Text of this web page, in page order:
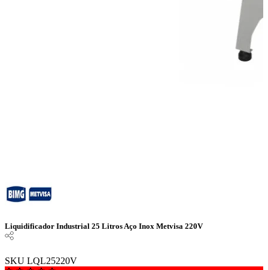
Liquidificador Industrial 25 Litros Aço Inox Metvisa 220V
SKU LQL25220V